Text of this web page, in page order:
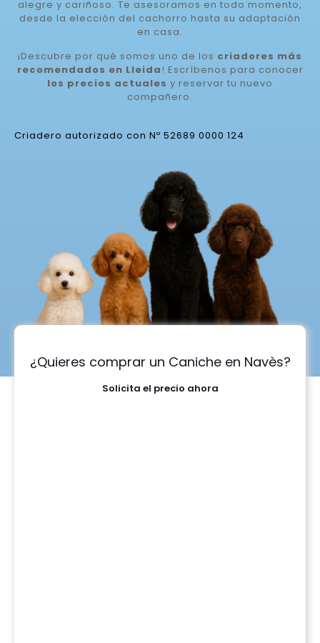
alegre y cariñoso. Te asesoramos en todo momento,
desde la elección del cachorro hasta su adaptación
en casa.
¡Descubre por qué somos uno de los criadores más
recomendados en Lleida! Escríbenos para conocer
los precios actuales y reservar tu nuevo
compañero.
Criadero autorizado con Nº 52689 0000 124
¿Quieres comprar un Caniche en Navès?
Solicita el precio ahora